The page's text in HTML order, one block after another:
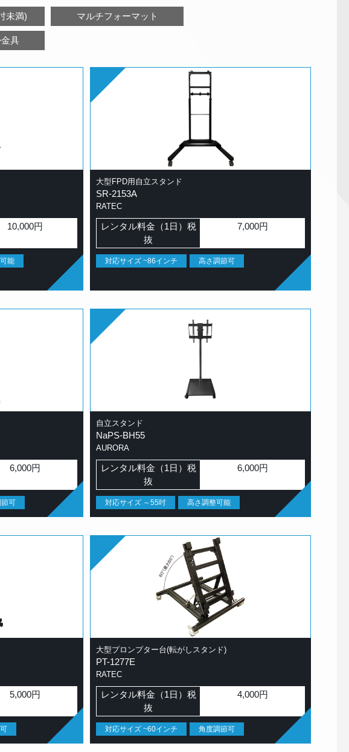
未満) マルチフォーマット
具
10,000円
能
大型FPD用自立スタンド
SR-2153A
RATEC
レンタル料金（1日）税
抜
7,000円
対応サイズ ~86インチ 高さ調節可
6,000円
可
自立スタンド
NaPS-BH55
AURORA
レンタル料金（1日）税
抜
6,000円
対応サイズ ～55吋 高さ調整可能
5,000円
大型プロンプター台(転がしスタンド)
PT-1277E
RATEC
レンタル料金（1日）税
抜
4,000円
対応サイズ ~60インチ 角度調節可